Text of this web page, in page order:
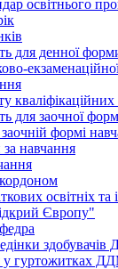
освітнього
для денної
кваліфікаційних
для заочної
формі
навчання
освітніх
Європу"
гуртожитках